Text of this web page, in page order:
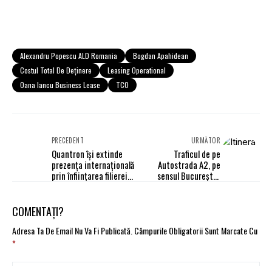
Alexandru Popescu ALD Romania
Bogdan Apahidean
Costul Total De Deţinere
Leasing Operational
Oana Iancu Business Lease
TCO
PRECEDENT
Quantron își extinde
prezența internațională
prin înființarea filierei
URMĂTOR
Traficul de pe
Autostrada A2, pe
sensul București -
COMENTAȚI?
Adresa Ta De Email Nu Va Fi Publicată.Câmpurile Obligatorii Sunt Marcate Cu
*